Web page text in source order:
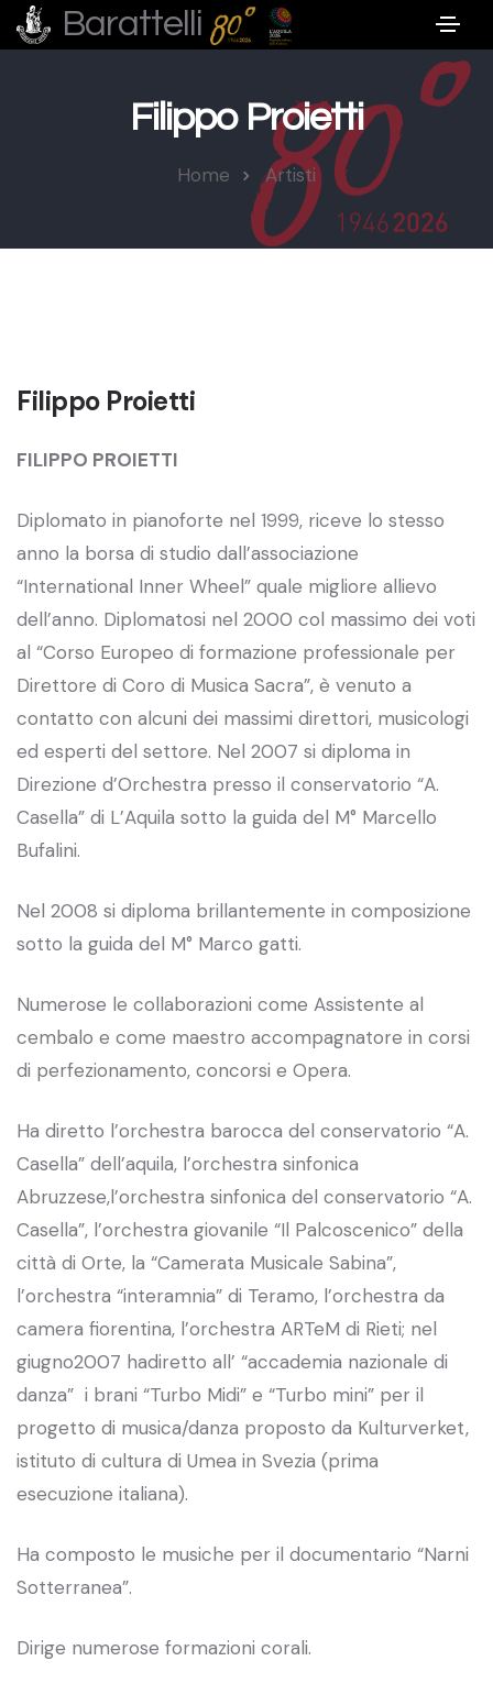
Barattelli
Filippo Proietti
Home Artisti
Filippo Proietti
FILIPPO PROIETTI
Diplomato in pianoforte nel 1999, riceve lo stesso
anno la borsa di studio dall’associazione
“International Inner Wheel” quale migliore allievo
dell’anno. Diplomatosi nel 2000 col massimo dei voti
al “Corso Europeo di formazione professionale per
Direttore di Coro di Musica Sacra”, è venuto a
contatto con alcuni dei massimi direttori, musicologi
ed esperti del settore. Nel 2007 si diploma in
Direzione d’Orchestra presso il conservatorio “A.
Casella” di L’Aquila sotto la guida del M° Marcello
Bufalini.
Nel 2008 si diploma brillantemente in composizione
sotto la guida del M° Marco gatti.
Numerose le collaborazioni come Assistente al
cembalo e come maestro accompagnatore in corsi
di perfezionamento, concorsi e Opera.
Ha diretto l’orchestra barocca del conservatorio “A.
Casella” dell’aquila, l’orchestra sinfonica
Abruzzese,l’orchestra sinfonica del conservatorio “A.
Casella”, l’orchestra giovanile “Il Palcoscenico” della
città di Orte, la “Camerata Musicale Sabina”,
l’orchestra “interamnia” di Teramo, l’orchestra da
camera fiorentina, l’orchestra ARTeM di Rieti; nel
giugno2007 hadiretto all’ “accademia nazionale di
danza” i brani “Turbo Midi” e “Turbo mini” per il
progetto di musica/danza proposto da Kulturverket,
istituto di cultura di Umea in Svezia (prima
esecuzione italiana).
Ha composto le musiche per il documentario “Narni
Sotterranea”.
Dirige numerose formazioni corali.